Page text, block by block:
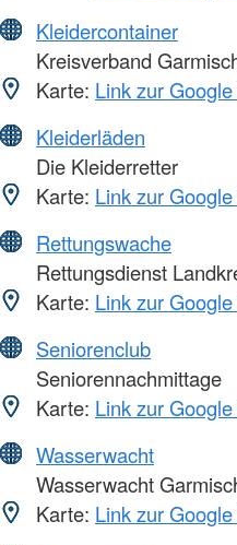
Kleidercontainer
Kreisverband
Karte: Link zur
Kleiderläden
Die Kleiderretter
Karte: Link zur
Rettungswache
Rettungsdienst
Karte: Link zur
Seniorenclub
Seniorennachmittage
Karte: Link zur
Wasserwacht
Wasserwacht
Karte: Link zur